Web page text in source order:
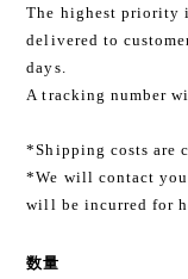
The highest priority
delivered to
days.
A tracking number
*Shipping costs are
*We will contact
will be incurred for
数量